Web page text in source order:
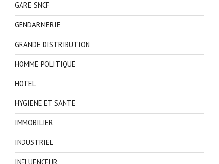
GARE SNCF
GENDARMERIE
GRANDE DISTRIBUTION
HOMME POLITIQUE
HOTEL
HYGIENE ET SANTE
IMMOBILIER
INDUSTRIEL
INFLUENCEUR